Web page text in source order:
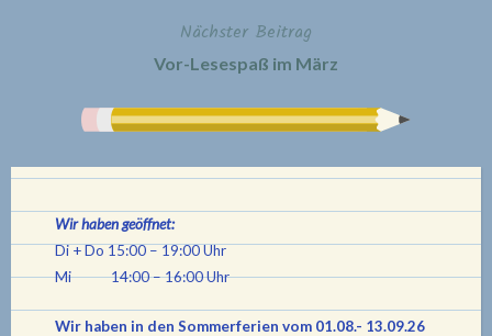
Nächster Beitrag
Vor-Lesespaß im März
Wir haben geöffnet:
Di + Do 15:00 – 19:00 Uhr
Mi 14:00 – 16:00 Uhr
Wir haben in den Sommerferien vom 01.08.- 13.09.26